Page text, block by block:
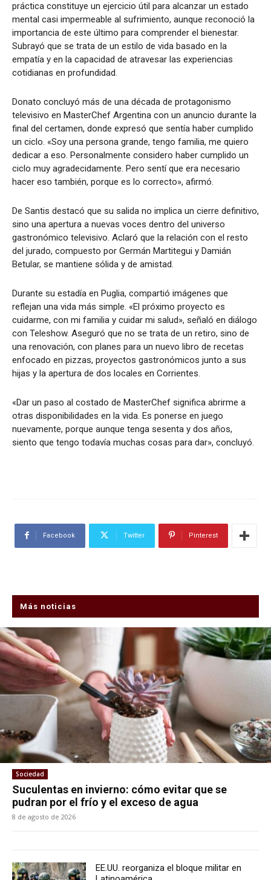
práctica constituye un ejercicio útil para alcanzar un estado
mental casi impermeable al sufrimiento, aunque reconoció la
importancia de este último para comprender el bienestar.
Subrayó que se trata de un estilo de vida basado en la
empatía y en la capacidad de atravesar las experiencias
cotidianas en profundidad.
Donato concluyó más de una década de protagonismo
televisivo en MasterChef Argentina con un anuncio durante la
final del certamen, donde expresó que sentía haber cumplido
un ciclo. «Soy una persona grande, tengo familia, me quiero
dedicar a eso. Personalmente considero haber cumplido un
ciclo muy agradecidamente. Pero sentí que era necesario
hacer eso también, porque es lo correcto», afirmó.
De Santis destacó que su salida no implica un cierre definitivo,
sino una apertura a nuevas voces dentro del universo
gastronómico televisivo. Aclaró que la relación con el resto
del jurado, compuesto por Germán Martitegui y Damián
Betular, se mantiene sólida y de amistad.
Durante su estadía en Puglia, compartió imágenes que
reflejan una vida más simple. «El próximo proyecto es
cuidarme, con mi familia y cuidar mi salud», señaló en diálogo
con Teleshow. Aseguró que no se trata de un retiro, sino de
una renovación, con planes para un nuevo libro de recetas
enfocado en pizzas, proyectos gastronómicos junto a sus
hijas y la apertura de dos locales en Corrientes.
«Dar un paso al costado de MasterChef significa abrirme a
otras disponibilidades en la vida. Es ponerse en juego
nuevamente, porque aunque tenga sesenta y dos años,
siento que tengo todavía muchas cosas para dar», concluyó.
Facebook Twitter Pinterest
Más noticias
Sociedad
Suculentas en invierno: cómo evitar que se
pudran por el frío y el exceso de agua
8 de agosto de 2026
EE.UU. reorganiza el bloque militar en